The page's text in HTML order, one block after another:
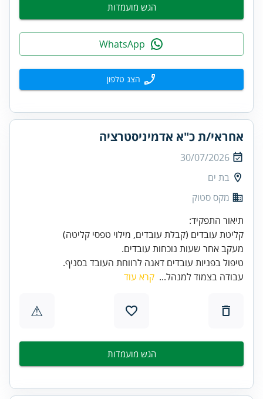
הגש מועמדות
הצג טלפון
אחראי/ת כ"א אדמיניסטרציה
30/07/2026
בת ים
מקס סטוק
טיפול בפניות עובדים דאגה לרווחת העובד בסניף.
עבודה בצמוד למנהל... קרא עוד
⚠
הגש מועמדות